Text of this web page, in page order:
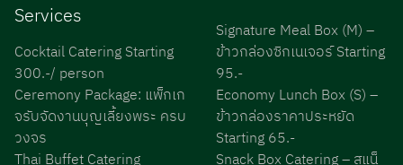
Services
Cocktail Catering Starting
300.-/ person
Ceremony Package: แพ็กเก
จรับจัดงานบุญเลี้ยงพระ ครบ
วงจร
Thai Buffet Catering
Signature Meal Box (M) –
ข้าวกล่องซิกเนเจอร์ Starting
95.-
Economy Lunch Box (S) –
ข้าวกล่องราคาประหยัด
Starting 65.-
Snack Box Catering – สแน็